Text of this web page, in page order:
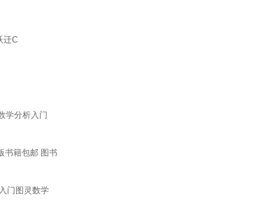
迁C
学分析入门
书籍包邮 图书
门图灵数学